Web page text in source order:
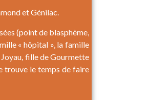
et Génilac.
(point de blasphème,
« hôpital », la famille
fille de Gourmette
trouve le temps de faire